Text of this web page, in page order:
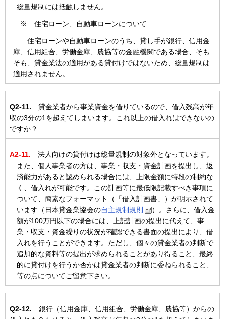
総量規制には抵触しません。
※ 住宅ローン、自動車ローンについて
住宅ローンや自動車ローンのうち、貸し手が銀行、信用金
庫、信用組合、労働金庫、農協等の金融機関である場合、そも
そも、貸金業法の適用がある貸付けではないため、総量規制は
適用されません。
Q2-11. 貸金業者から事業資金を借りているので、借入残高が年
収の3分の1を超えてしまいます。これ以上の借入れはできないの
ですか？
A2-11. 法人向けの貸付けは総量規制の対象外となっています。
また、個人事業者の方は、事業・収支・資金計画を提出し、返
済能力があると認められる場合には、上限金額に特段の制約な
く、借入れが可能です。この計画等に最低限記載すべき事項に
ついて、簡素なフォーマット（「借入計画書」）が明示されて
います（日本貸金業協会の自主規制規則
）。さらに、借入金
額が100万円以下の場合には、上記計画の提出に代えて、事
業・収支・資金繰りの状況が確認できる書面の提出により、借
入れを行うことができます。ただし、個々の貸金業者の判断で
追加的な資料等の提出が求められることがあり得ること、最終
的に貸付けを行うか否かは貸金業者の判断に委ねられること、
等の点についてご留意下さい。
Q2-12. 銀行（信用金庫、信用組合、労働金庫、農協等）からの